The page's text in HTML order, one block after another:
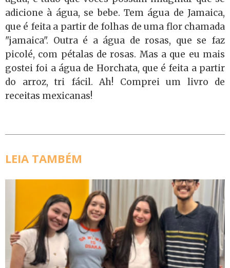
adicione à água, se bebe. Tem água de Jamaica,
que é feita a partir de folhas de uma flor chamada
"jamaica". Outra é a água de rosas, que se faz
picolé, com pétalas de rosas. Mas a que eu mais
gostei foi a água de Horchata, que é feita a partir
do arroz, tri fácil. Ah! Comprei um livro de
receitas mexicanas!
LEIA TAMBÉM